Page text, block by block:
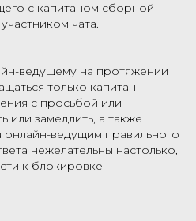
с капитаном сборной
чата.
ведущему на протяжении
только капитан
с просьбой или
или замедлить, а также
онлайн-ведущим правильного
нежелательны настолько,
к блокировке